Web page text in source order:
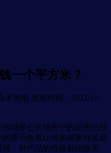
一个平方米？
木光电 发布时间：2022-11-
域跟公共场所中的应用已经
显示效果让很多商家对其爱
，对产品的价格都比较关